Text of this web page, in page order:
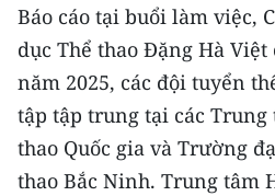
Media Kinh tế
Media Văn hóa
Media Xã hội
Media Pháp luật
Báo cáo tại buổi làm việc,
dục Thể thao Đặng Hà
năm 2025, các đội tuyển
tập tập trung tại các
thao Quốc gia và Trường
thao Bắc Ninh. Trung tâm